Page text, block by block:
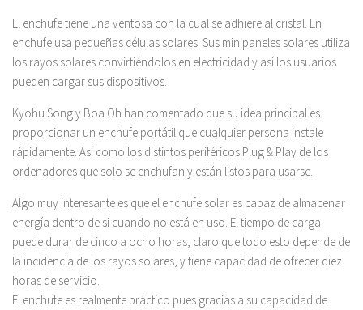
El enchufe tiene una ventosa con la cual se adhiere al cristal. En
enchufe usa pequeñas células solares. Sus minipaneles solares utiliza
los rayos solares convirtiéndolos en electricidad y así los usuarios
pueden cargar sus dispositivos.
Kyohu Song y Boa Oh han comentado que su idea principal es
proporcionar un enchufe portátil que cualquier persona instale
rápidamente. Así como los distintos periféricos Plug & Play de los
ordenadores que solo se enchufan y están listos para usarse.
Algo muy interesante es que el enchufe solar es capaz de almacenar
energía dentro de sí cuando no está en uso. El tiempo de carga
puede durar de cinco a ocho horas, claro que todo esto depende de
la incidencia de los rayos solares, y tiene capacidad de ofrecer diez
horas de servicio.
El enchufe es realmente práctico pues gracias a su capacidad de